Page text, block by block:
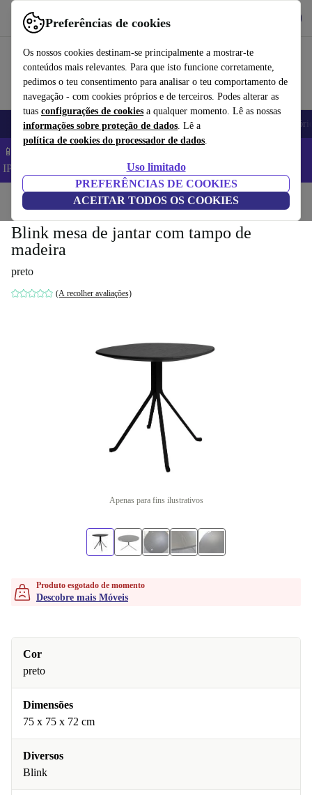
Preferências de cookies
Os nossos cookies destinam-se principalmente a mostrar-te
conteúdos mais relevantes. Para que isto funcione corretamente,
pedimos o teu consentimento para analisar o teu comportamento de
navegação - com cookies próprios e de terceiros. Podes alterar as
tuas configurações de cookies a qualquer momento. Lê as nossas
informações sobre proteção de dados. Lê a
política de cookies do processador de dados.
Uso limitado
PREFERÊNCIAS DE COOKIES
ACEITAR TODOS OS COOKIES
Use o refurbed de forma rápida e fácil
Telemóveis Computadores Portáteis Tablets
📱 Poupa 5% EXTRA em todos os iPhones – Código:
IPHONEDEAL –
Início Casa Móveis
Blink mesa de jantar com tampo de
madeira
preto
(A recolher avaliações)
Apenas para fins ilustrativos
Produto esgotado de momento
Descobre mais Móveis
Cor
preto
Dimensões
75 x 75 x 72 cm
Diversos
Blink